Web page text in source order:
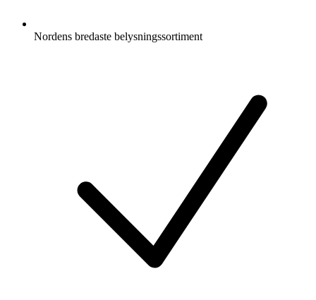
Nordens bredaste belysningssortiment